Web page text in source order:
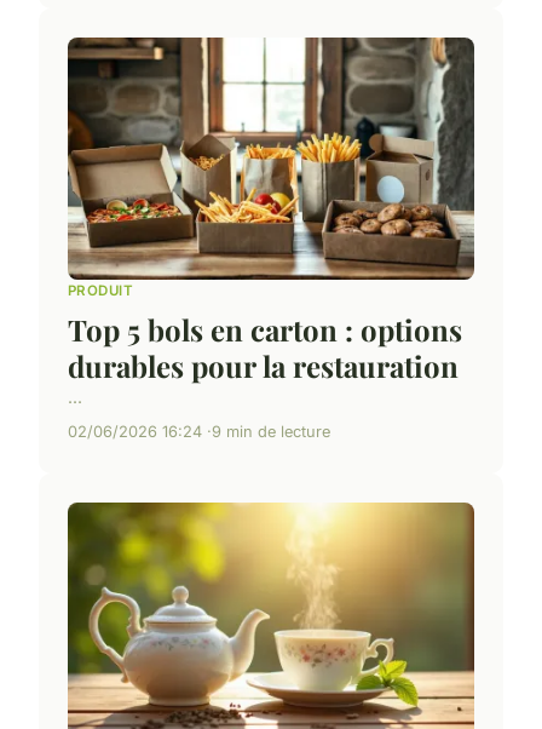
PRODUIT
Top 5 bols en carton : options
durables pour la restauration
...
02/06/2026 16:24 9 min de lecture